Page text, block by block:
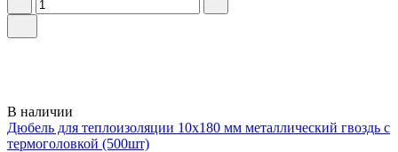
В наличии
Дюбель для теплоизоляции 10х180 мм металлический гвоздь с
термоголовкой (500шт)